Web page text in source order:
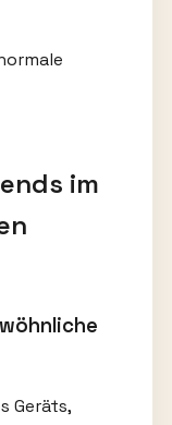
im
Geräts,